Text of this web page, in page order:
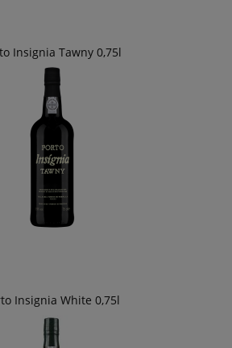
Insignia Tawny 0,75l
Insignia White 0,75l